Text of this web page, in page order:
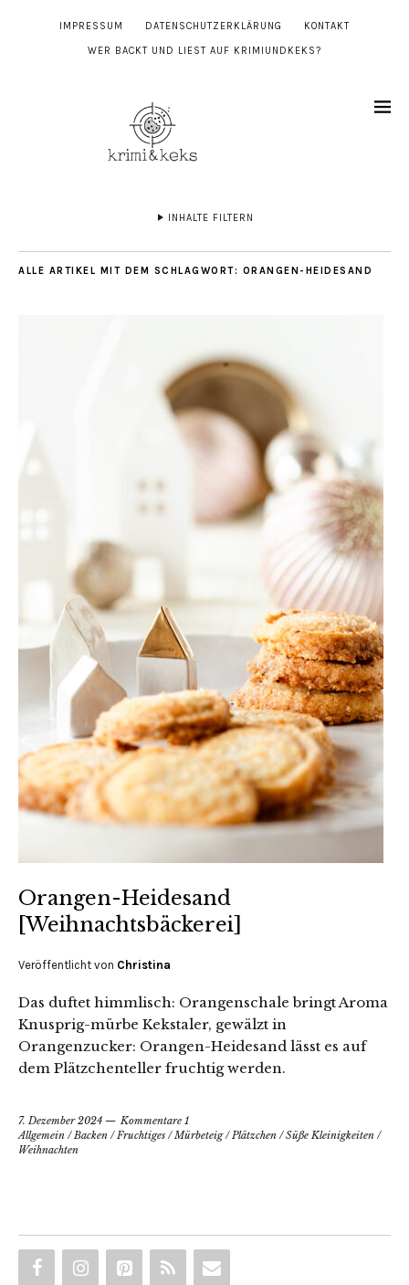
IMPRESSUM DATENSCHUTZERKLÄRUNG KONTAKT
WER BACKT UND LIEST AUF KRIMIUNDKEKS?
INHALTE FILTERN
ALLE ARTIKEL MIT DEM SCHLAGWORT: ORANGEN-HEIDESAND
Orangen-Heidesand
[Weihnachtsbäckerei]
Veröffentlicht von Christina
Das duftet himmlisch: Orangenschale bringt Aroma
Knusprig-mürbe Kekstaler, gewälzt in
Orangenzucker: Orangen-Heidesand lässt es auf
dem Plätzchenteller fruchtig werden.
7. Dezember 2024
Kommentare 1
Allgemein /Backen /Fruchtiges /Mürbeteig/Plätzchen /Süße Kleinigkeiten /
Weihnachten